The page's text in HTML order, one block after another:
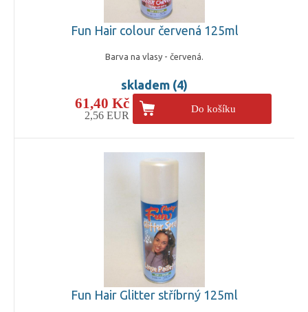
Fun Hair colour červená 125ml
Barva na vlasy - červená.
skladem (4)
61,40 Kč
2,56 EUR
Do košíku
Fun Hair Glitter stříbrný 125ml